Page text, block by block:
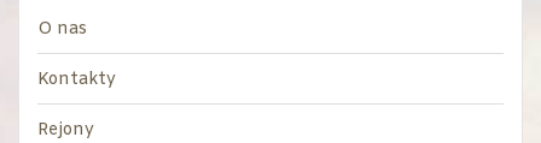
O nas
Kontakty
Rejony